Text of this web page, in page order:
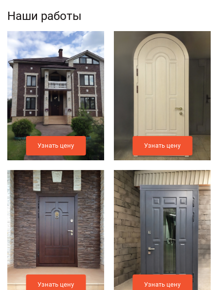
Наши работы
Узнать цену
Узнать цену
Узнать цену
Узнать цену